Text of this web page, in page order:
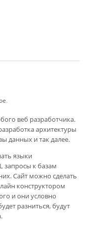
.
веб разработчика.
архитектуры
данных и так далее.
языки
запросы к базам
Сайт можно сделать
конструктором
и они условно
разниться, будут